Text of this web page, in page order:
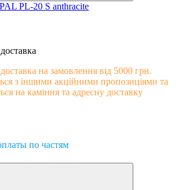
PL-20 S anthracite
на замовлення від 5000 грн.
з іншими акційними пропозиціями та
на каміння та адресну доставку